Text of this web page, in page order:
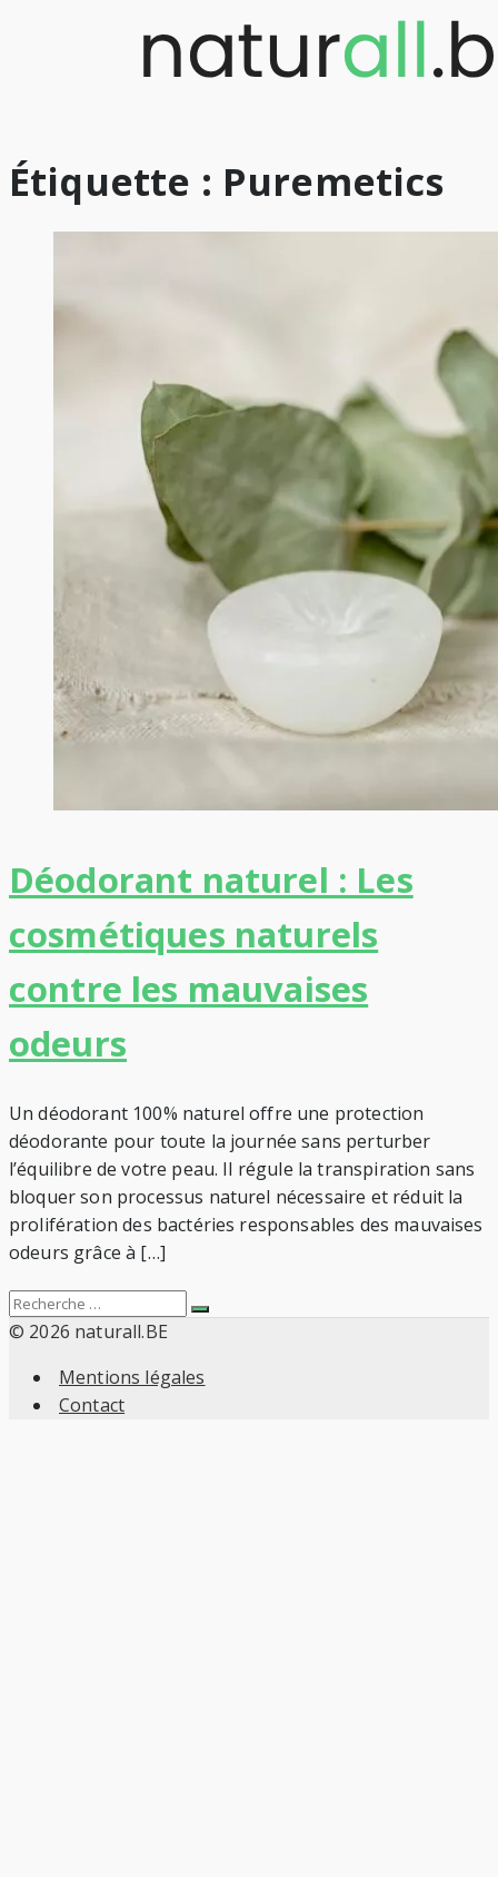
Étiquette : Puremetics
Déodorant naturel : Les
cosmétiques naturels
contre les mauvaises
odeurs
Un déodorant 100% naturel offre une protection
déodorante pour toute la journée sans perturber
l’équilibre de votre peau. Il régule la transpiration sans
bloquer son processus naturel nécessaire et réduit la
prolifération des bactéries responsables des mauvaises
odeurs grâce à […]
Search
for:
Recherche
© 2026 naturall.BE
Mentions légales
Contact